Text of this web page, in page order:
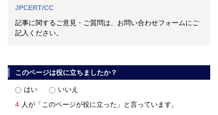
JPCERT/CC
記事に関するご意見・ご質問は、お問い合わせフォームにご
記入ください。
このページは役に立ちましたか？
はい
いいえ
4 人が「このページが役に立った」と言っています。